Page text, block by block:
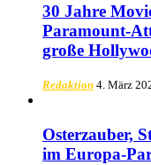
30 Jahre
Paramount-
große
Redaktion 4. März
Osterzauber,
im Europa-